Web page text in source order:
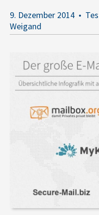
9. Dezember 2014
Weigand